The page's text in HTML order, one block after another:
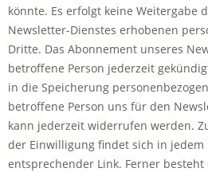
könnte. Es erfolgt keine Weitergabe
Newsletter-Dienstes erhobenen
Dritte. Das Abonnement unseres
betroffene Person jederzeit
in die Speicherung
betroffene Person uns für den
kann jederzeit widerrufen werden.
der Einwilligung findet sich in jedem
entsprechender Link. Ferner